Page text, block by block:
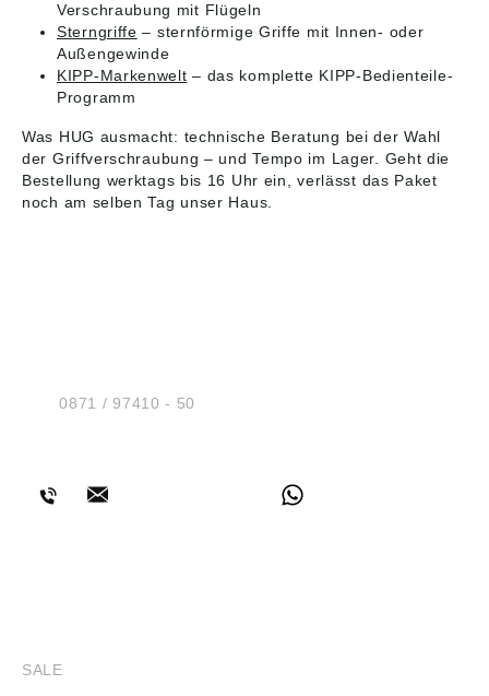
Verschraubung mit Flügeln
Sterngriffe – sternförmige Griffe mit Innen- oder
Außengewinde
KIPP-Markenwelt – das komplette KIPP-Bedienteile-
Programm
Was HUG ausmacht: technische Beratung bei der Wahl
der Griffverschraubung – und Tempo im Lager. Geht die
Bestellung werktags bis 16 Uhr ein, verlässt das Paket
noch am selben Tag unser Haus.
Tel.:0871 / 97410 - 50
SALE